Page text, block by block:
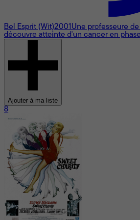
Bel Esprit (Wit)2001 Une professeure
découvre atteinte d'un cancer en
Ajouter à ma liste
8